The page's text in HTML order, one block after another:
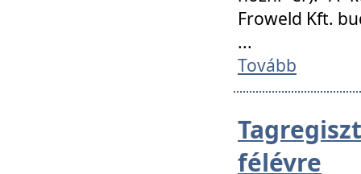
Froweld Kft.
...
Tovább
félévre